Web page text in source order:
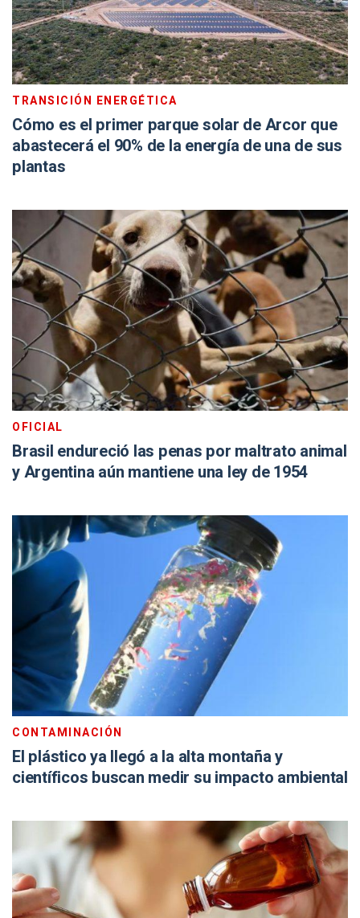
TRANSICIÓN ENERGÉTICA
Cómo es el primer parque solar de Arcor que
abastecerá el 90% de la energía de una de sus
plantas
OFICIAL
Brasil endureció las penas por maltrato animal
y Argentina aún mantiene una ley de 1954
CONTAMINACIÓN
El plástico ya llegó a la alta montaña y
científicos buscan medir su impacto ambiental